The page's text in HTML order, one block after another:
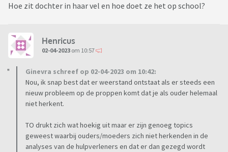
Hoe zit dochter in haar vel en hoe doet ze het op school?
Henricus
02-04-2023 om 10:57
Ginevra schreef op 02-04-2023 om 10:42:
Nou, ik snap best dat er weerstand ontstaat als er steeds een
nieuw probleem op de proppen komt dat je als ouder helemaal
niet herkent.
TO drukt zich wat hoekig uit maar er zijn genoeg topics
geweest waarbij ouders/moeders zich niet herkenden in de
analyses van de hulpverleners en dat er dan gezegd wordt